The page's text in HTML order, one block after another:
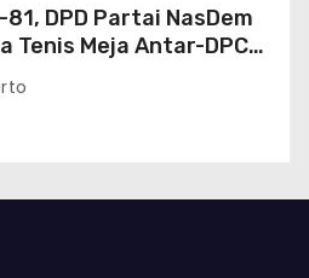
DPD Partai NasDem
Tenis Meja Antar-DPC